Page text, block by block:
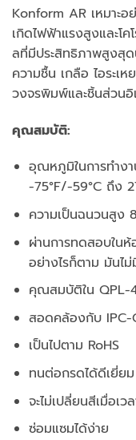
Konform AR เหมาะ
เกิดไฟฟ้าแรงสูงและโ
ลที่มีประสิทธิภาพสูงสุด
ความชื้น เกลือ ไอระเ
วงจรพิมพ์และชิ้นส่วน
คุณสมบัติ:
อุณหภูมิในการทำง
-75°F/-59°C ถึง
ความเป็นฉนวนสูง
ผ่านการทดสอบใน
อย่างไรก็ตาม มันไม่
คุณสมบัติใน QPL-
สอดคล้องกับ IPC-
เป็นไปตาม RoHS
ทนต่อกรดได้ดีเยี่ยม
จะไม่เปลี่ยนสีเมื่อเ
ซ่อมแซมได้ง่าย